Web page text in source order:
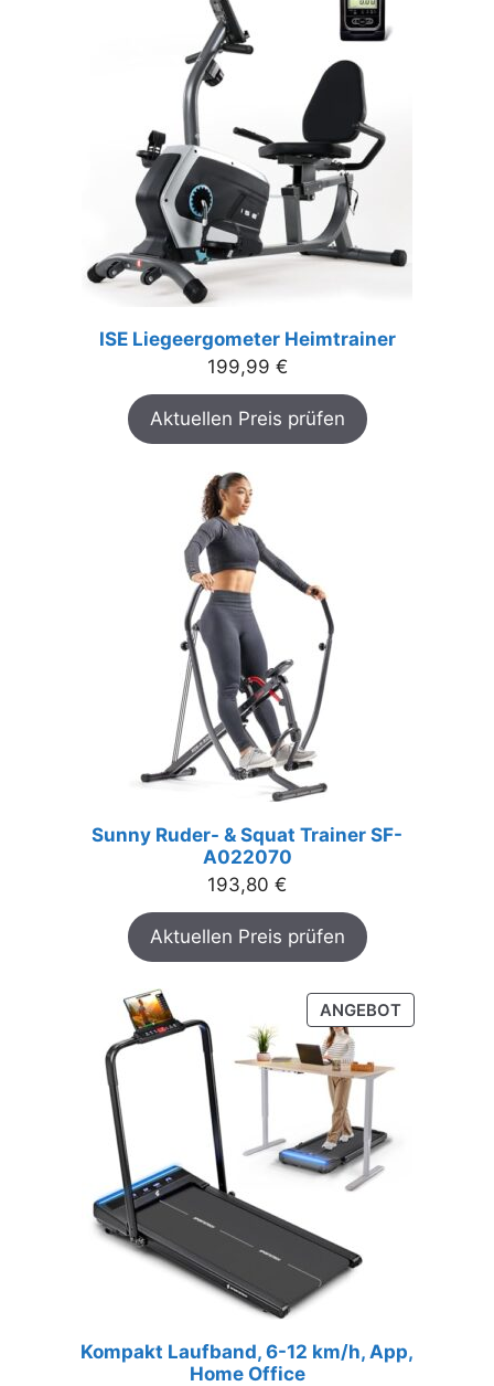
ISE Liegeergometer Heimtrainer
199,99 €
Aktuellen Preis prüfen
Sunny Ruder- & Squat Trainer SF-
A022070
193,80 €
Aktuellen Preis prüfen
ANGEBOTPRODUKT
IM
Kompakt Laufband, 6-12 km/h, App,
Home Office